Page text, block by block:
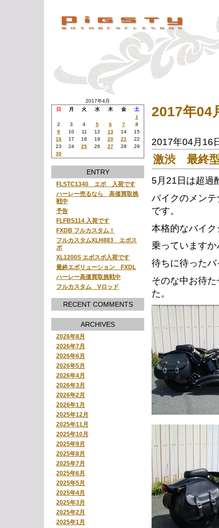
2017年4月
日
月 火 水 木 金
土
1
2
3 4 5 6 7
8
9
10 11 12 13 14
15
16
17 18 19 20 21
22
23
24 25 26 27 28
29
30
ENTRY
FLSTC1340 エボ 入荷です
ハーレー売るなら 高価買取挑
戦中
予告
FLFBS114 入荷です
FXDB フルカスタム！
フルカスタムXLH883 エボス
ポ
XL1200S エボスポ入荷です
最終エボリューション FXDL
ハーレー高価買取挑戦中
フルカスタム Vロッド
RECENT COMMENTS
ARCHIVES
2026年8月
2026年7月
2026年6月
2026年5月
2026年4月
2026年3月
2026年2月
2026年1月
2025年12月
2025年11月
2025年10月
2025年9月
2025年8月
2025年7月
2025年6月
2025年5月
2025年4月
2025年3月
2025年2月
2025年1月
2017年04
2017年04月16
激渋 最終
5月21日は超過
バイクのメン
です。
本格的なバイ
乗っています
待ちに待った
そのな中お待
た。